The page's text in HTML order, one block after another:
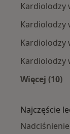
Kardiolodzy
Kardiolodzy
Kardiolodzy
Kardiolodzy
Więcej (10)
Najczęście